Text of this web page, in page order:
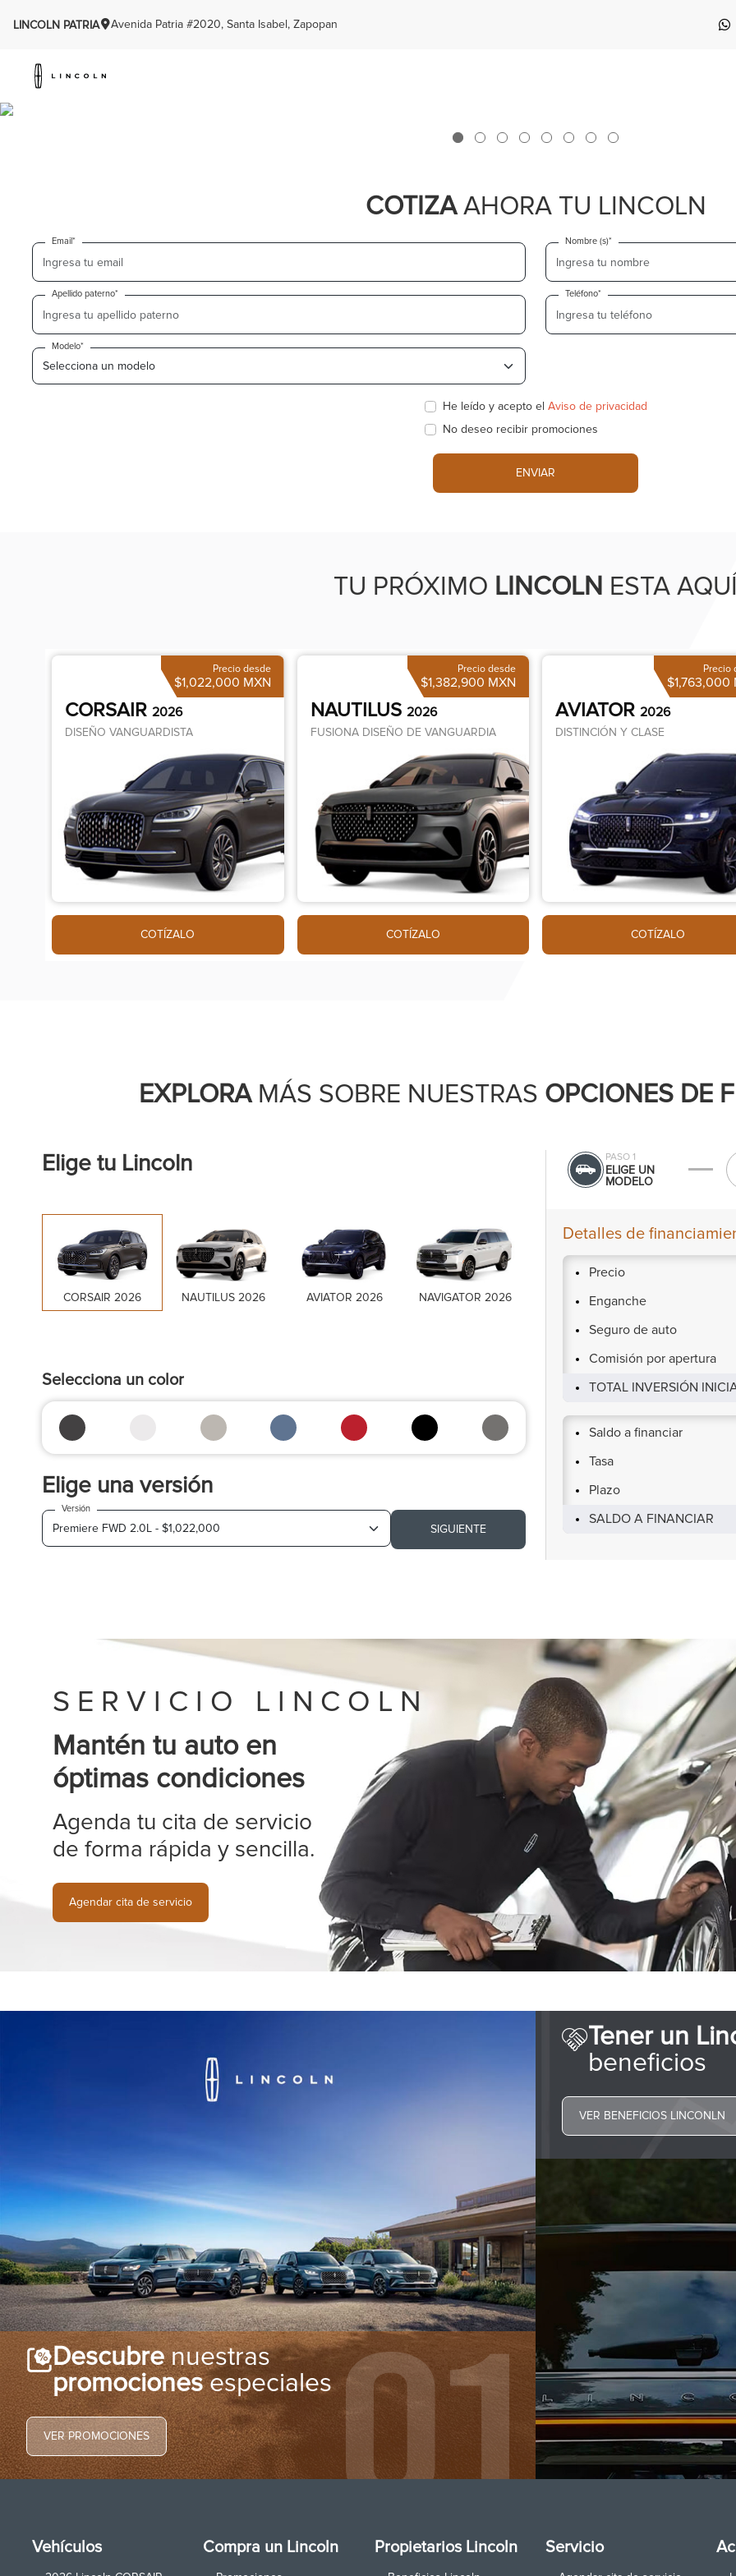
LINCOLN PATRIA Avenida Patria #2020, Santa Isabel, Zapopan
COTIZAAHORA TU LINCOLN
Email* Nombre (s)*
Apellido paterno* Teléfono*
Modelo*
He leído y acepto el Aviso de privacidad
No deseo recibir promociones
ENVIAR
TU PRÓXIMO LINCOLN ESTA
Precio desde
$1,022,000 MXN
CORSAIR 2026
DISEÑO VANGUARDISTA
COTÍZALO
Precio desde
$1,382,900 MXN
NAUTILUS 2026
FUSIONA DISEÑO DE VANGUARDIA
COTÍZALO
Precio
$1,763,000
AVIATOR 2026
DISTINCIÓN Y CLASE
COTÍZALO
EXPLORA MÁS SOBRE NUESTRAS OPCIONES DE
PASO 1
ELIGE UN
MODELO
Elige tu Lincoln
CORSAIR 2026 NAUTILUS 2026 AVIATOR 2026 NAVIGATOR 2026
Selecciona un color
Elige una versión
Versión
SIGUIENTE
Detalles de
Precio
Enganche
Seguro de auto
Comisión por apertura
TOTAL INVERSIÓN
Saldo a financiar
Tasa
Plazo
SALDO A FINANCIAR
S E R V I C I O L I N C O L N
Mantén tu auto en
óptimas condiciones
Agenda tu cita de servicio
de forma rápida y sencilla.
Agendar cita de servicio
Descubrenuestras
promocionesespeciales
VER PROMOCIONES
Tener un
beneficios
VER BENEFICIOS LINCONLN
Vehículos Compra un Lincoln Propietarios Lincoln Servicio